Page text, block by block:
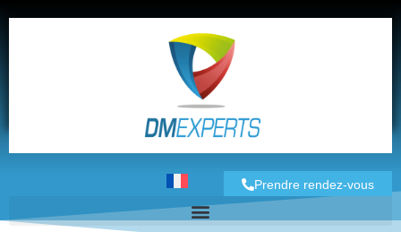
Prendre rendez-vous